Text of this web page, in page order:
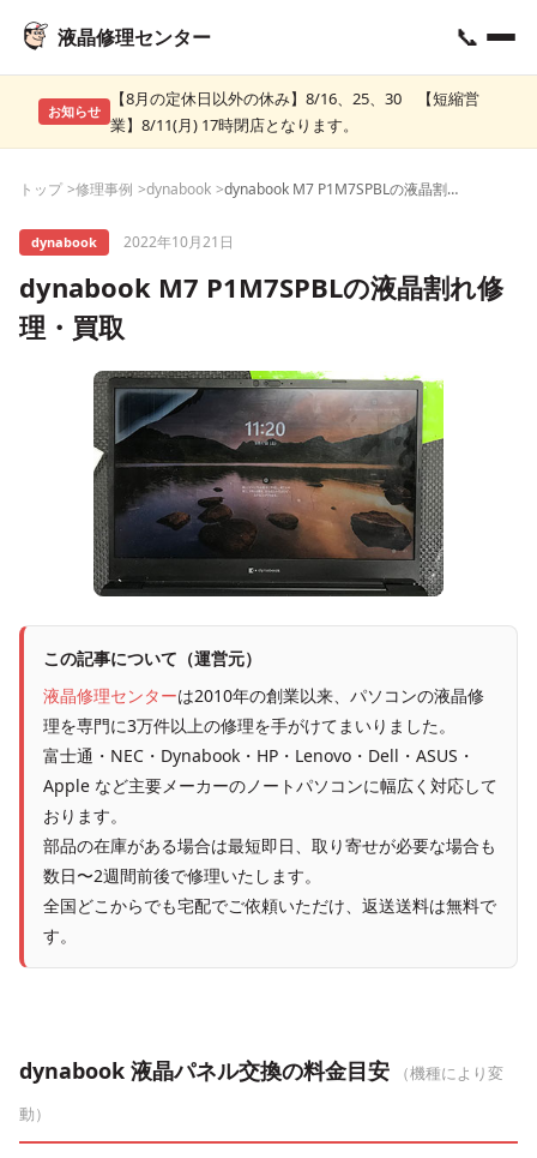
液晶修理センター 📞
お知らせ
【8月の定休日以外の休み】8/16、25、30 【短縮営
業】8/11(月) 17時閉店となります。
トップ 修理事例 dynabook dynabook M7 P1M7SPBLの液晶割れ修理・買取
dynabook 2022年10月21日
dynabook M7 P1M7SPBLの液晶割れ修
理・買取
この記事について（運営元）
液晶修理センターは2010年の創業以来、パソコンの液晶修
理を専門に3万件以上の修理を手がけてまいりました。
富士通・NEC・Dynabook・HP・Lenovo・Dell・ASUS・
Apple など主要メーカーのノートパソコンに幅広く対応して
おります。
部品の在庫がある場合は最短即日、取り寄せが必要な場合も
数日〜2週間前後で修理いたします。
全国どこからでも宅配でご依頼いただけ、返送送料は無料で
す。
dynabook 液晶パネル交換の料金目安
（機種により変
動）